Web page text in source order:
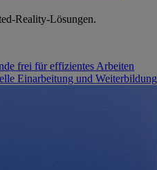
Reality-Lösungen.
frei für effizientes Arbeiten
Einarbeitung und Weiterbildung